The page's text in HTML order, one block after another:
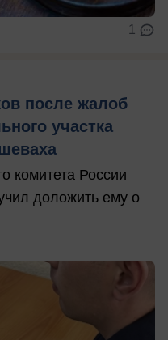
1
после жалоб
участка
комитета России
доложить ему о